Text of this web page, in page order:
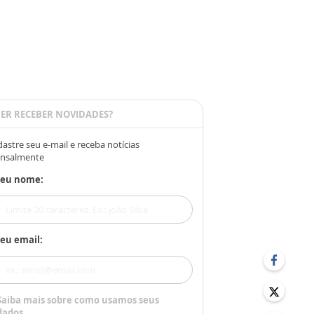
RECEBER NOVIDADES?
seu e-mail e receba notícias
nome:
email:
mais sobre como usamos seus